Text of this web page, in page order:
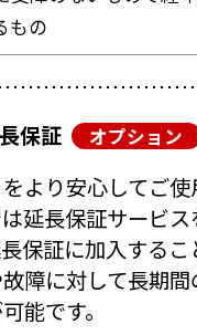
もの
保証 オプション
より安心してご
延長保証サービ
保証に加入するこ
障に対して長期
能です。